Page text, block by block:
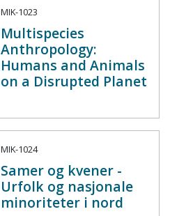
MIK-1023
Multispecies
Anthropology:
Humans and Animals
on a Disrupted Planet
MIK-1024
Samer og kvener -
Urfolk og nasjonale
minoriteter i nord